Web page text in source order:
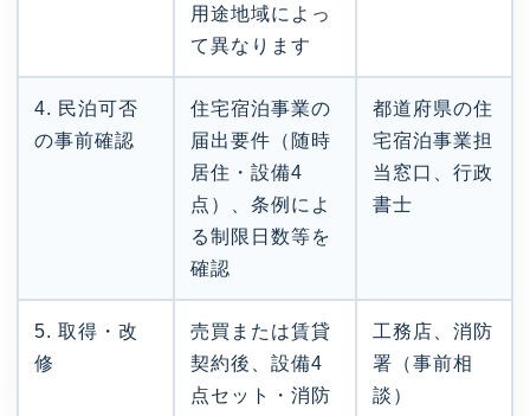
用途地域によっ
て異なります
4. 民泊可否
の事前確認
住宅宿泊事業の
届出要件（随時
居住・設備4
点）、条例によ
る制限日数等を
確認
都道府県の住
宅宿泊事業担
当窓口、行政
書士
5. 取得・改
修
売買または賃貸
契約後、設備4
点セット・消防
工務店、消防
署（事前相
談）